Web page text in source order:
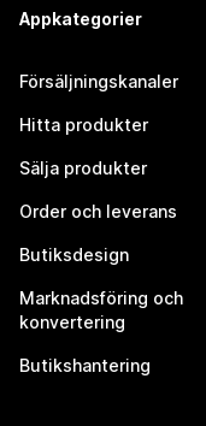
Appkategorier
Försäljningskanaler
Hitta produkter
Sälja produkter
Order och leverans
Butiksdesign
Marknadsföring och
konvertering
Butikshantering